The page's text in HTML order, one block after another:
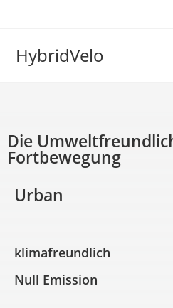
HybridVelo
Die
Fortbewegung
Urban
klimafreundlich
Null Emission